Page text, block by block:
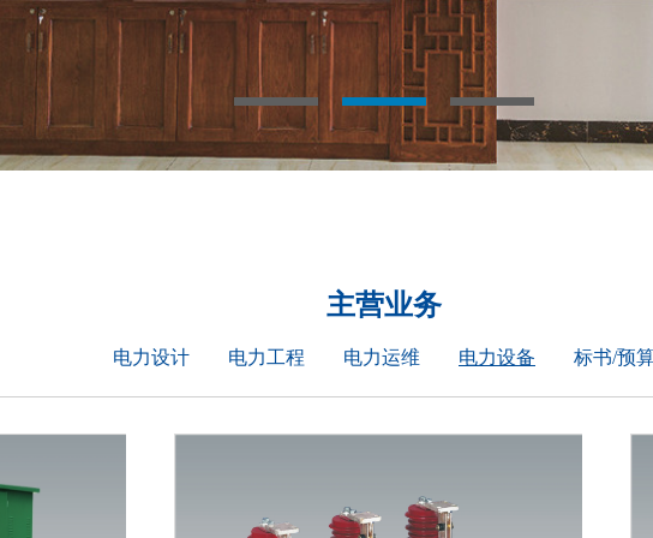
主营业务
电力设计 电力工程 电力运维 电力设备 标书/预